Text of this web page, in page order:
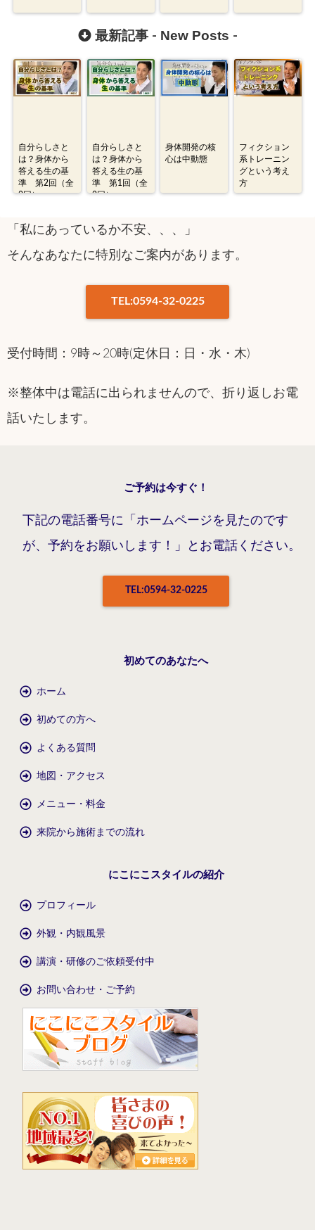
最新記事 - New Posts -
自分らしさと
は？身体から
答える生の基
準 第2回（全
2回）
自分らしさと
は？身体から
答える生の基
準 第1回（全
2回）
身体開発の核
心は中動態
フィクション
系トレーニン
グという考え
方
「私にあっているか不安、、、」
そんなあなたに特別なご案内があります。
TEL:0594-32-0225
受付時間：9時～20時(定休日：日・水・木)
※整体中は電話に出られませんので、折り返しお電
話いたします。
ご予約は今すぐ！
下記の電話番号に「ホームページを見たのです
が、予約をお願いします！」とお電話ください。
TEL:0594-32-0225
初めてのあなたへ
ホーム
初めての方へ
よくある質問
地図・アクセス
メニュー・料金
来院から施術までの流れ
にこにこスタイルの紹介
プロフィール
外観・内観風景
講演・研修のご依頼受付中
お問い合わせ・ご予約